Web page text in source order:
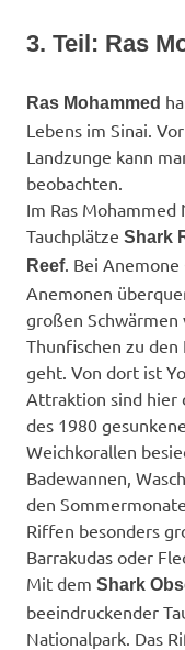
3. Teil: Ras
Ras Mohammed
Lebens im Sinai.
Landzunge kann
beobachten.
Im Ras
Tauchplätze Shark
Reef. Bei Anemone
Anemonen
großen Schwärmen
Thunfischen zu den
geht. Von dort ist
Attraktion sind hier
des 1980
Weichkorallen
Badewannen,
den
Riffen besonders
Barrakudas oder
Mit dem Shark
beeindruckender
Nationalpark. Das